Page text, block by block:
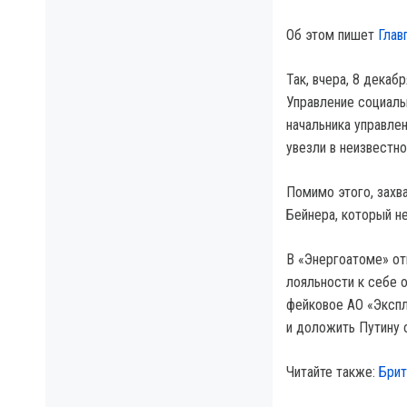
Об этом пишет
Так, вчера, 8
Управление
начальника
увезли в
Помимо этого,
Бейнера, который
В «Энергоатоме»
лояльности к себе
фейковое АО
и доложить Путину
Читайте также: